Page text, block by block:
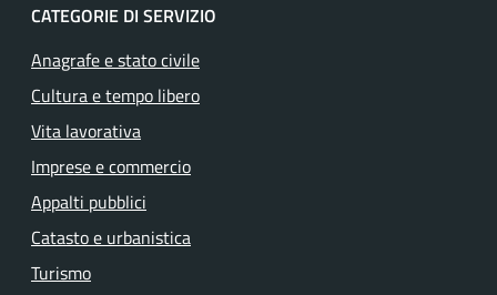
CATEGORIE DI SERVIZIO
Anagrafe e stato civile
Cultura e tempo libero
Vita lavorativa
Imprese e commercio
Appalti pubblici
Catasto e urbanistica
Turismo